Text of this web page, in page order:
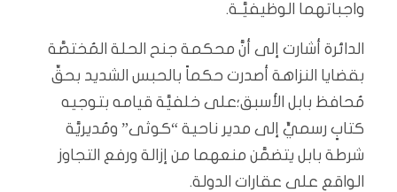
واجباتهما الوظيفيَّـة.
الدائرة أشارت إلى أنَّ محكمة جنح الحلة المُختصَّة
بقضايا النزاهة أصدرت حكماً بالحبس الشديد بحقِّ
مُحافظ بابل الأسبق؛على خلفيَّة قيامه بتوجيه
كتابٍ رسميٍّ إلى مدير ناحية “كوثى” ومُديريَّة
شرطة بابل يتضمَّن منعهما من إزالة ورفع التجاوز
الواقع على عقارات الدولة.